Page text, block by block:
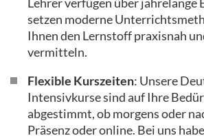
setzen moderne
Ihnen den Lernstoff praxisnah
vermitteln.
Flexible Kurszeiten: Unsere
Intensivkurse sind auf Ihre
abgestimmt, ob morgens oder
Präsenz oder online. Bei uns